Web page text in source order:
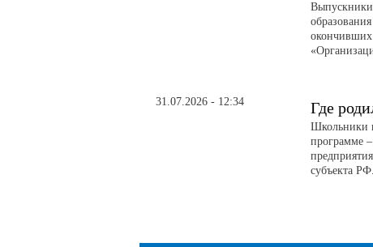
окончивших
31.07.2026 - 12:34 Где
Школьники
программе
субъекта РФ.